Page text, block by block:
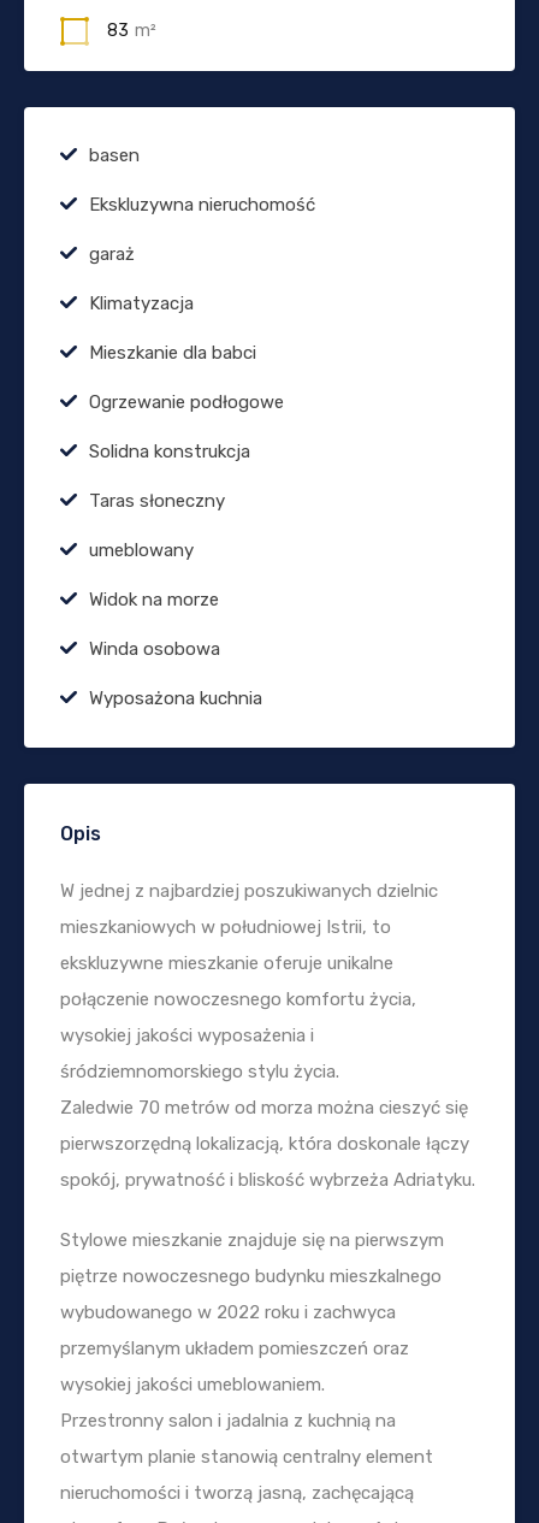
83 m²
basen
Ekskluzywna nieruchomość
garaż
Klimatyzacja
Mieszkanie dla babci
Ogrzewanie podłogowe
Solidna konstrukcja
Taras słoneczny
umeblowany
Widok na morze
Winda osobowa
Wyposażona kuchnia
Opis
W jednej z najbardziej poszukiwanych dzielnic
mieszkaniowych w południowej Istrii, to
ekskluzywne mieszkanie oferuje unikalne
połączenie nowoczesnego komfortu życia,
wysokiej jakości wyposażenia i
śródziemnomorskiego stylu życia.
Zaledwie 70 metrów od morza można cieszyć się
pierwszorzędną lokalizacją, która doskonale łączy
spokój, prywatność i bliskość wybrzeża Adriatyku.
Stylowe mieszkanie znajduje się na pierwszym
piętrze nowoczesnego budynku mieszkalnego
wybudowanego w 2022 roku i zachwyca
przemyślanym układem pomieszczeń oraz
wysokiej jakości umeblowaniem.
Przestronny salon i jadalnia z kuchnią na
otwartym planie stanowią centralny element
nieruchomości i tworzą jasną, zachęcającą